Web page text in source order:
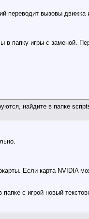
переводит вызовы движка
в папку игры с заменой.
найдите в папке
Если карта NVIDIA
с игрой новый